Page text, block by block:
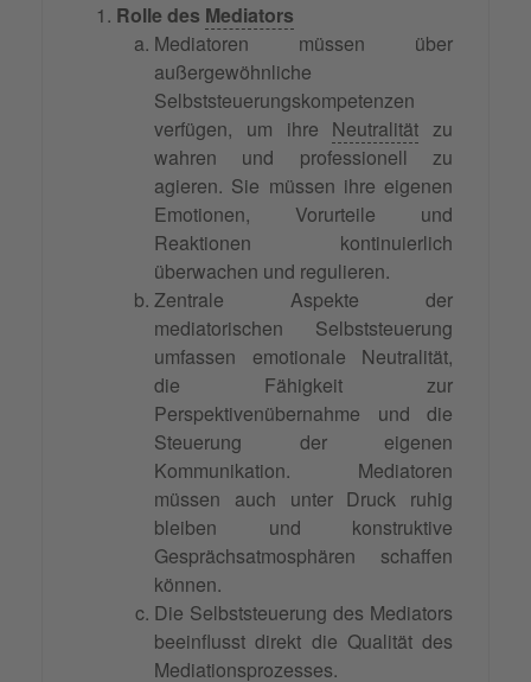
Rolle des Mediators
Mediatoren müssen über
außergewöhnliche
Selbststeuerungskompetenzen
verfügen, um ihre Neutralität zu
wahren und professionell zu
agieren. Sie müssen ihre eigenen
Emotionen, Vorurteile und
Reaktionen kontinuierlich
überwachen und regulieren.
Zentrale Aspekte der
mediatorischen Selbststeuerung
umfassen emotionale Neutralität,
die Fähigkeit zur
Perspektivenübernahme und die
Steuerung der eigenen
Kommunikation. Mediatoren
müssen auch unter Druck ruhig
bleiben und konstruktive
Gesprächsatmosphären schaffen
können.
Die Selbststeuerung des Mediators
beeinflusst direkt die Qualität des
Mediationsprozesses.